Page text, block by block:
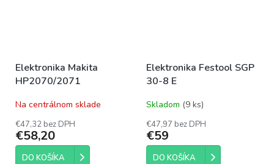
Elektronika Makita
HP2070/2071
Na centrálnom sklade
€47,32 bez DPH
€58,20
DO KOŠÍKA
Elektronika Festool SGP
30-8 E
Skladom (9 ks)
€47,97 bez DPH
€59
DO KOŠÍKA